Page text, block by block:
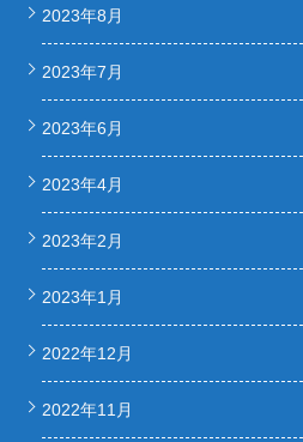
2023年8月
2023年7月
2023年6月
2023年4月
2023年2月
2023年1月
2022年12月
2022年11月